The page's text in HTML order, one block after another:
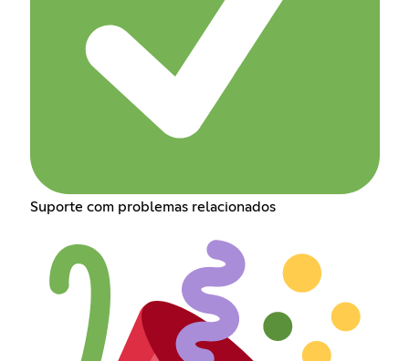
Suporte com problemas relacionados